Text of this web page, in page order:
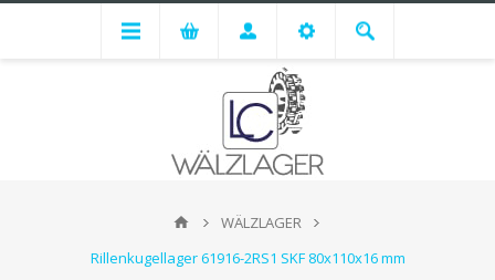
WÄLZLAGER
Rillenkugellager 61916-2RS1 SKF 80x110x16 mm